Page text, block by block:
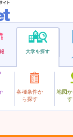
大学を探す
各種条件か
ら探す
地図
す
しんじょし
ルダム清心